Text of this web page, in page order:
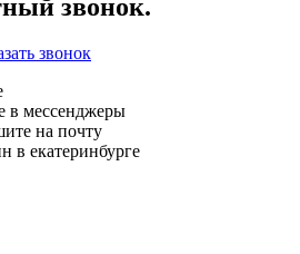
звонок.
звонок
в мессенджеры
на почту
в екатеринбурге